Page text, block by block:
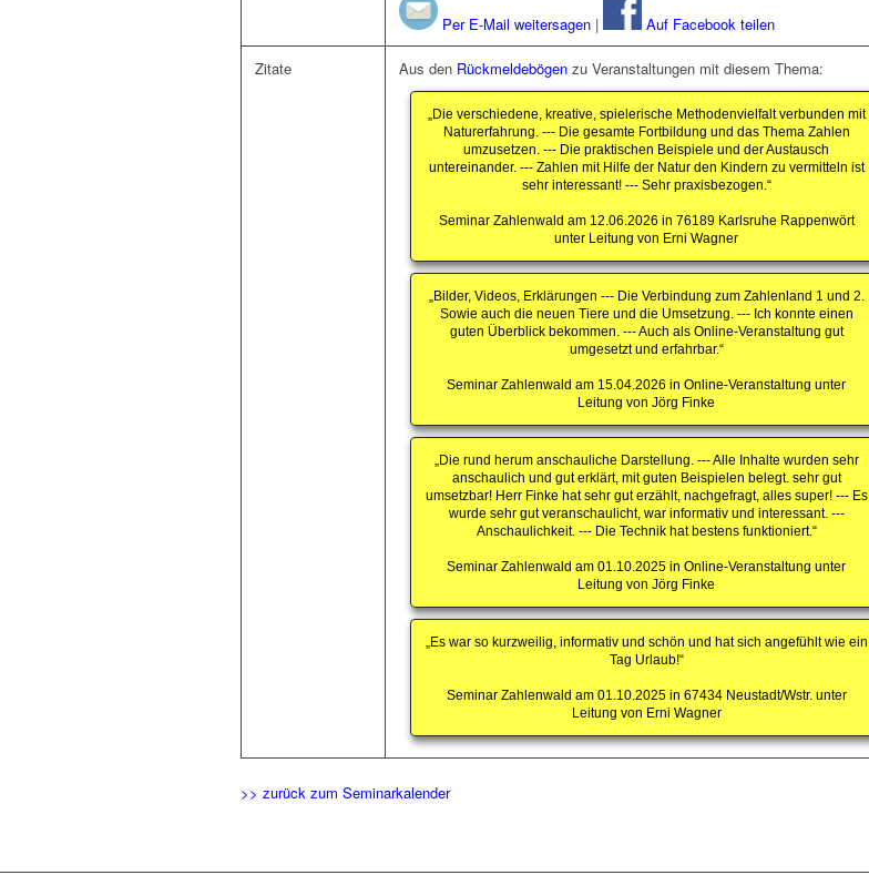
Per E-Mail weitersagen | Auf Facebook teilen
Zitate Aus den Rückmeldebögen zu Veranstaltungen mit diesem Thema:
„Die verschiedene, kreative, spielerische Methodenvielfalt verbunden mit
Naturerfahrung. --- Die gesamte Fortbildung und das Thema Zahlen
umzusetzen. --- Die praktischen Beispiele und der Austausch
untereinander. --- Zahlen mit Hilfe der Natur den Kindern zu vermitteln ist
sehr interessant! --- Sehr praxisbezogen.“
Seminar Zahlenwald am 12.06.2026 in 76189 Karlsruhe Rappenwört
unter Leitung von Erni Wagner
„Bilder, Videos, Erklärungen --- Die Verbindung zum Zahlenland 1 und 2.
Sowie auch die neuen Tiere und die Umsetzung. --- Ich konnte einen
guten Überblick bekommen. --- Auch als Online-Veranstaltung gut
umgesetzt und erfahrbar.“
Seminar Zahlenwald am 15.04.2026 in Online-Veranstaltung unter
Leitung von Jörg Finke
„Die rund herum anschauliche Darstellung. --- Alle Inhalte wurden sehr
anschaulich und gut erklärt, mit guten Beispielen belegt. sehr gut
umsetzbar! Herr Finke hat sehr gut erzählt, nachgefragt, alles super! --- Es
wurde sehr gut veranschaulicht, war informativ und interessant. ---
Anschaulichkeit. --- Die Technik hat bestens funktioniert.“
Seminar Zahlenwald am 01.10.2025 in Online-Veranstaltung unter
Leitung von Jörg Finke
„Es war so kurzweilig, informativ und schön und hat sich angefühlt wie ein
Tag Urlaub!“
Seminar Zahlenwald am 01.10.2025 in 67434 Neustadt/Wstr. unter
Leitung von Erni Wagner
>> zurück zum Seminarkalender